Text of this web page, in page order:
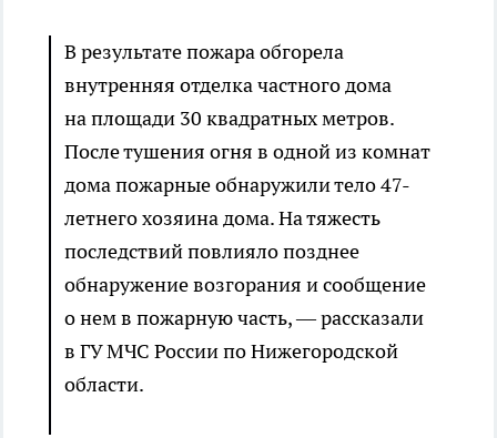
В результате пожара обгорела
внутренняя отделка частного дома
на площади 30 квадратных метров.
После тушения огня в одной из комнат
дома пожарные обнаружили тело 47-
летнего хозяина дома. На тяжесть
последствий повлияло позднее
обнаружение возгорания и сообщение
о нем в пожарную часть, — рассказали
в ГУ МЧС России по Нижегородской
области.